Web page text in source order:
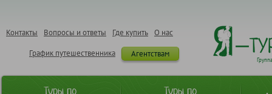
О нас
Где купить
Вопросы и ответы
Контакты
Агентствам
График путешественника
Туры по
Туры по